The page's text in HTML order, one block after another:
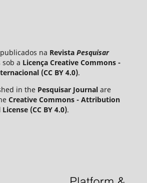
na Revista Pesquisar
sob a Licença Creative Commons -
(CC BY 4.0).
in the Pesquisar Journalare
Creative Commons - Attribution
(CC BY 4.0).